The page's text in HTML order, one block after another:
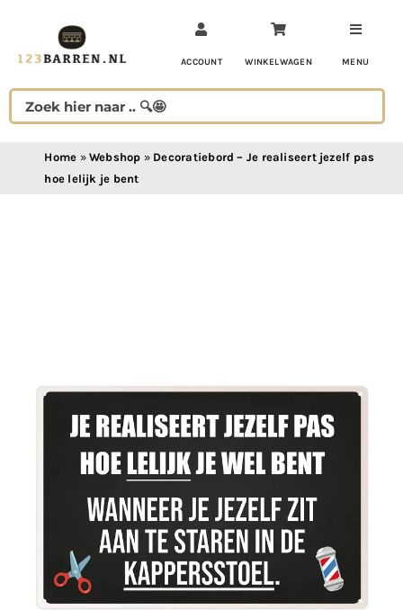
inhoud
ACCOUNT WINKELWAGEN MENU
Home » Webshop » Decoratiebord – Je realiseert jezelf pas
hoe lelijk je bent